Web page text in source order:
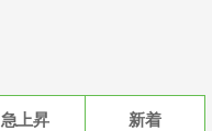
急上昇 新着